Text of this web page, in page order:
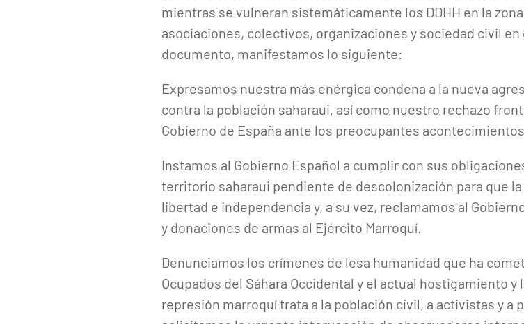
mientras se vulneran sistemáticamente los DDHH en la
asociaciones, colectivos, organizaciones y sociedad civil
documento, manifestamos lo siguiente:
Expresamos nuestra más enérgica condena a la nueva
contra la población saharaui, así como nuestro rechazo
Gobierno de España ante los preocupantes
Instamos al Gobierno Español a cumplir con sus
territorio saharaui pendiente de descolonización para que
libertad e independencia y, a su vez, reclamamos al
y donaciones de armas al Ejército Marroquí.
Denunciamos los crímenes de lesa humanidad que ha
Ocupados del Sáhara Occidental y el actual hostigamiento
represión marroquí trata a la población civil, a activistas y a